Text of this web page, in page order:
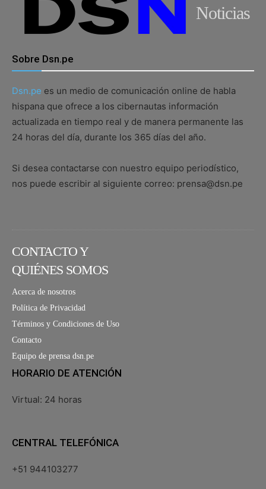
Noticias
Sobre Dsn.pe
Dsn.pe es un medio de comunicación online de habla
hispana que ofrece a los cibernautas información
actualizada en tiempo real y de manera permanente las
24 horas del día, durante los 365 días del año.
Si desea contactarse con nuestro equipo periodístico,
nos puede escribir al siguiente correo: prensa@dsn.pe
CONTACTO Y
QUIÉNES SOMOS
Acerca de nosotros
Política de Privacidad
Términos y Condiciones de Uso
Contacto
Equipo de prensa dsn.pe
HORARIO DE ATENCIÓN
Virtual: 24 horas
CENTRAL TELEFÓNICA
+51 944103277